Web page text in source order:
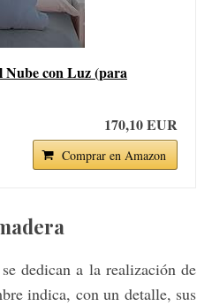
con Luz (para
170,10 EUR
Comprar en Amazon
dedican a la realización de
indica, con un detalle, sus